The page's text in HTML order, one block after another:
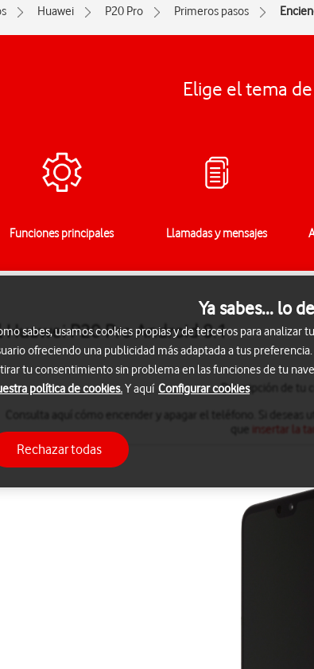
Huawei P20 Pro Primeros pasos
Elige el tema
Funciones principales Llamadas y mensajes
P20 Pro Android 8.1
Descripción de tu
insertar la
Ya sabes... lo
sabes, usamos cookies propias y de terceros para analizar
ofreciendo una publicidad más adaptada a tus
tu consentimiento sin problema en las funciones de tu
política de cookies.Y aquí Configurar cookies
Rechazar todas